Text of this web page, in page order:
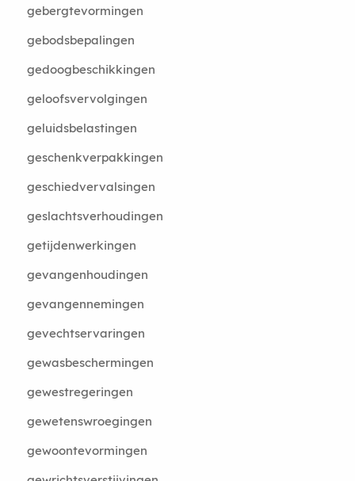
gebergtevormingen
gebodsbepalingen
gedoogbeschikkingen
geloofsvervolgingen
geluidsbelastingen
geschenkverpakkingen
geschiedvervalsingen
geslachtsverhoudingen
getijdenwerkingen
gevangenhoudingen
gevangennemingen
gevechtservaringen
gewasbeschermingen
gewestregeringen
gewetenswroegingen
gewoontevormingen